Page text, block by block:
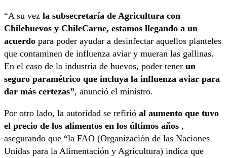
“A su vez la subsecretaría de Agricultura con
Chilehuevos y ChileCarne, estamos llegando a un
acuerdo para poder ayudar a desinfectar aquellos planteles
que contaminen de influenza aviar y mueran las gallinas.
En el caso de la industria de huevos, poder tener un
seguro paramétrico que incluya la influenza aviar para
dar más certezas”, anunció el ministro.
Por otro lado, la autoridad se refirió al aumento que tuvo
el precio de los alimentos en los últimos años ,
asegurando que “la FAO (Organización de las Naciones
Unidas para la Alimentación y Agricultura) indica que